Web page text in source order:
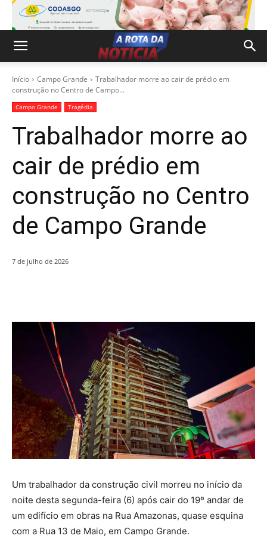
Início Campo Grande
Trabalhador morre ao cair de prédio em
construção no Centro de Campo...
Campo Grande Tragédia
Trabalhador morre ao
cair de prédio em
construção no Centro
de Campo Grande
7 de julho de 2026
Um trabalhador da construção civil morreu no início da
noite desta segunda-feira (6) após cair do 19º andar de
um edifício em obras na Rua Amazonas, quase esquina
com a Rua 13 de Maio, em Campo Grande.